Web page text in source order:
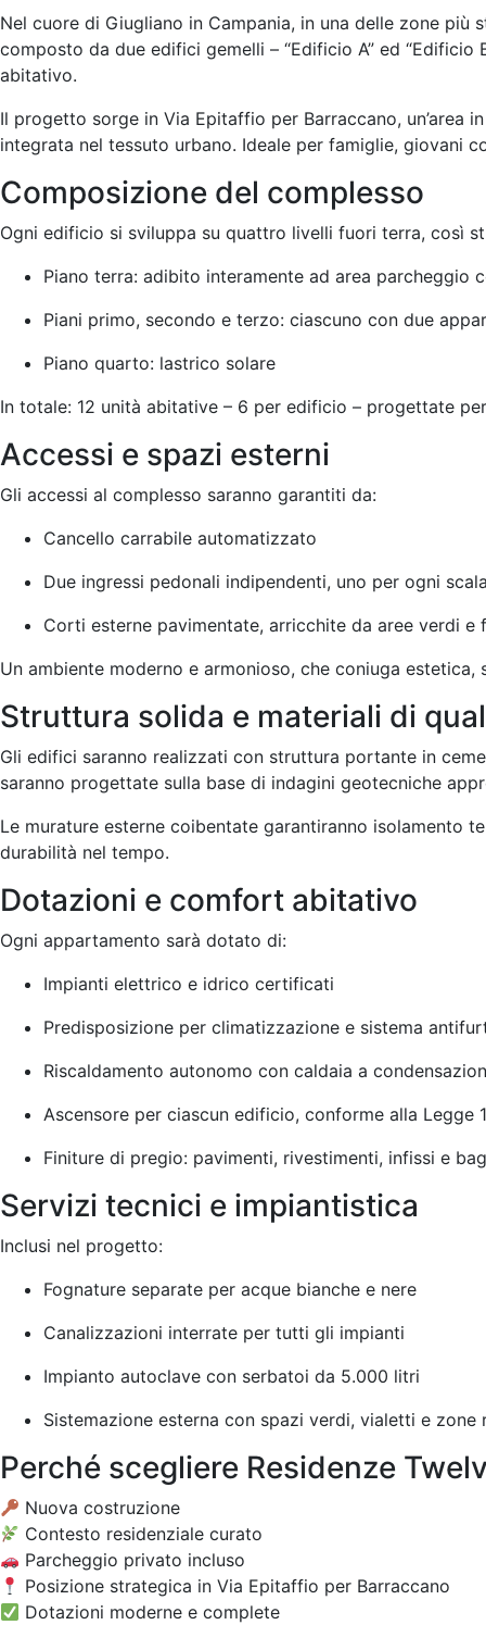
Nel cuore di Giugliano in Campania, in una delle zone più
composto da due edifici gemelli – “Edificio A” ed
abitativo.
Il progetto sorge in Via Epitaffio per Barraccano,
integrata nel tessuto urbano. Ideale per famiglie, giovani
Composizione del complesso
Ogni edificio si sviluppa su quattro livelli fuori terra, così
Piano terra: adibito interamente ad area parcheggio
Piani primo, secondo e terzo: ciascuno con due
Piano quarto: lastrico solare
In totale: 12 unità abitative – 6 per edificio – progettate
Accessi e spazi esterni
Gli accessi al complesso saranno garantiti da:
Cancello carrabile automatizzato
Due ingressi pedonali indipendenti, uno per ogni
Corti esterne pavimentate, arricchite da aree verdi e
Un ambiente moderno e armonioso, che coniuga estetica,
Struttura solida e materiali di
Gli edifici saranno realizzati con struttura portante in
saranno progettate sulla base di indagini geotecniche
Le murature esterne coibentate garantiranno isolamento
durabilità nel tempo.
Dotazioni e comfort abitativo
Ogni appartamento sarà dotato di:
Impianti elettrico e idrico certificati
Predisposizione per climatizzazione e sistema
Riscaldamento autonomo con caldaia a
Ascensore per ciascun edificio, conforme alla
Finiture di pregio: pavimenti, rivestimenti, infissi e
Servizi tecnici e impiantistica
Inclusi nel progetto:
Fognature separate per acque bianche e nere
Canalizzazioni interrate per tutti gli impianti
Impianto autoclave con serbatoi da 5.000 litri
Sistemazione esterna con spazi verdi, vialetti e zone
Perché scegliere Residenze
Nuova costruzione
Contesto residenziale curato
Parcheggio privato incluso
Posizione strategica in Via Epitaffio per Barraccano
Dotazioni moderne e complete